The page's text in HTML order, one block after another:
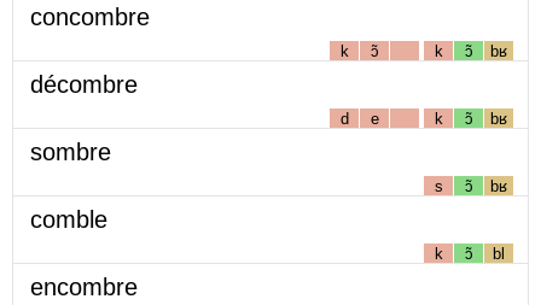
concombre
k ɔ̃ k ɔ̃ bʁ
décombre
d e k ɔ̃ bʁ
sombre
s ɔ̃ bʁ
comble
k ɔ̃ bl
encombre